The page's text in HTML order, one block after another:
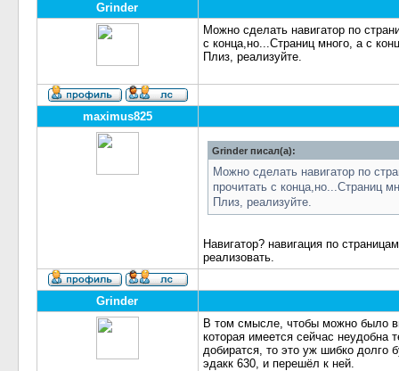
Grinder
Можно сделать навигатор по
с конца,но...Страниц много, а с
Плиз, реализуйте.
maximus825
Grinder писал(а):
Можно сделать навигатор по
прочитать с конца,но...Страниц
Плиз, реализуйте.
Навигатор? навигация по
реализовать.
Grinder
В том смысле, чтобы можно было
которая имеется сейчас неудобна
добиратся, то это уж шибко долго
эдакк 630, и перешёл к ней.